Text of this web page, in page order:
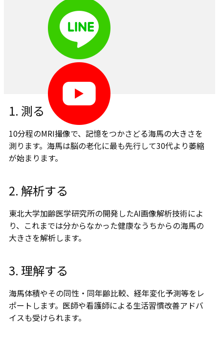
1. ​測る
10分程のMRI撮像で、記憶をつかさどる海馬の大きさを
測ります。海馬は脳の老化に最も先行して30代より萎縮
が始まります。
2. 解析する
東北⼤学加齢医学研究所の開発したAI画像解析技術によ
り、これまでは分からなかった健康なうちからの海⾺の
大きさを解析します。
3. 理解する
海馬体積やその同性・同年齢比較、経年変化予測等をレ
ポートします。医師や看護師による生活習慣改善アドバ
イスも受けられます。